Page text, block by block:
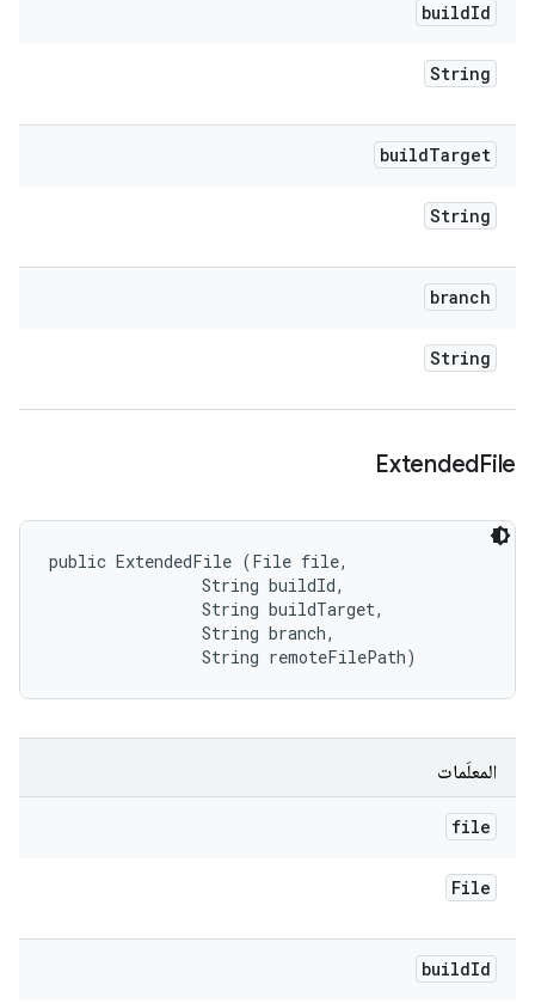
buildId
String
buildTarget
String
branch
String
ExtendedFile
public ExtendedFile (File file,
                String buildId,
                String buildTarget,
                String branch,
                String remoteFilePath)
المعلَمات
file
File
buildId